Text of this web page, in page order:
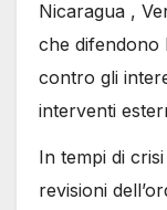
Nicaragua ,
che difendono
contro gli
interventi
In tempi di
revisioni